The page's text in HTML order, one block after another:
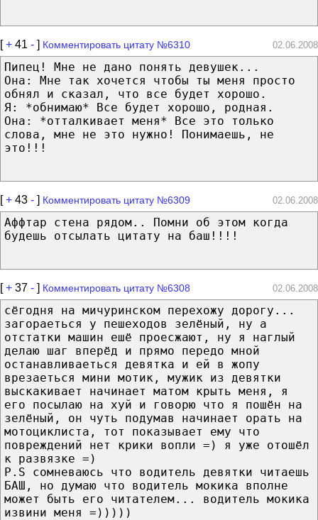
[+ 41 - ] Комментировать цитату №6310 02.06.2008
Пипец! Мне не дано понять девушек...
Она: Мне так хочется чтобы ты меня просто
обнял и сказал, что все будет хорошо.
Я: *обнимаю* Все будет хорошо, родная.
Она: *отталкивает меня* Все это только
слова, мне не это нужно! Понимаешь, не
это!!!
[+ 43 - ] Комментировать цитату №6309 02.06.2008
Аффтар стена рядом.. Помни об этом когда
будешь отсылать цитату на баш!!!!
[+ 37 - ] Комментировать цитату №6308 02.06.2008
сёгодня на мичуринском перехожу дорогу...
загораеться у пешеходов зелёный, ну а
отстатки машин ешё проесжают, ну я наглый
делаю шаг вперёд и прямо передо мной
останавливаеться девятка и ей в жопу
врезаеться мини мотик, мужик из девятки
выскакивает начинает матом крыть меня, я
его посылаю на хуй и говорю что я пошён на
зелёный, он чуть подумав начинает орать на
мотоциклиста, тот показывает ему что
повреждений нет крики вопли =) я уже отошёл
к развязке =)
P.S сомневаюсь что водитель девятки читаешь
БАШ, но думаю что водитель мокика вполне
может быть его читателем... водитель мокика
извини меня =)))))